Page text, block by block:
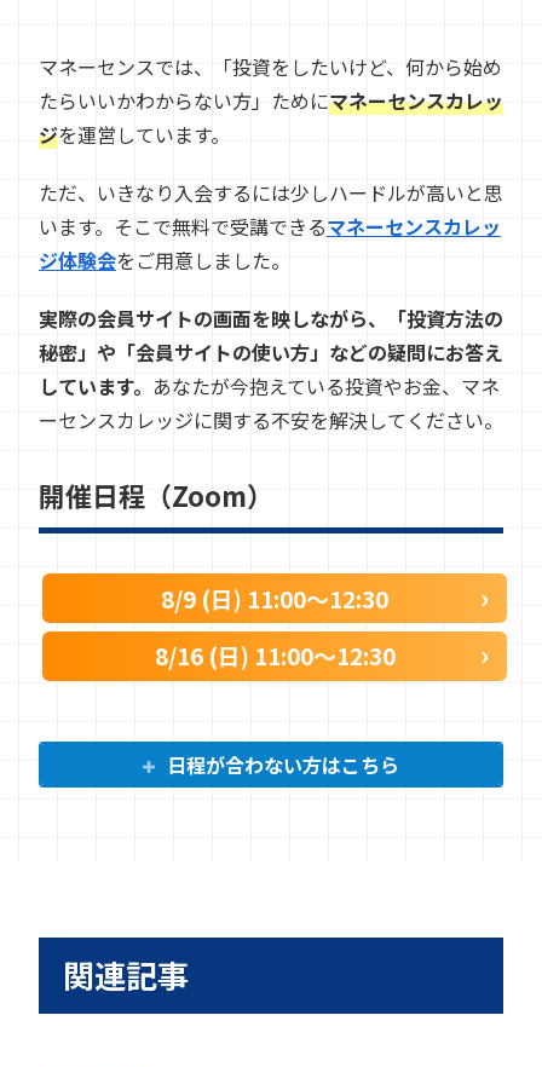
マネーセンスでは、「投資をしたいけど、何から始め
たらいいかわからない方」ためにマネーセンスカレッ
ジを運営しています。
ただ、いきなり入会するには少しハードルが高いと思
います。そこで無料で受講できるマネーセンスカレッ
ジ体験会をご用意しました。
実際の会員サイトの画面を映しながら、「投資方法の
秘密」や「会員サイトの使い方」などの疑問にお答え
しています。 あなたが今抱えている投資やお金、マネ
ーセンスカレッジに関する不安を解決してください。
開催日程（Zoom）
8/9 (日) 11:00〜12:30
8/16 (日) 11:00〜12:30
日程が合わない方はこちら
関連記事